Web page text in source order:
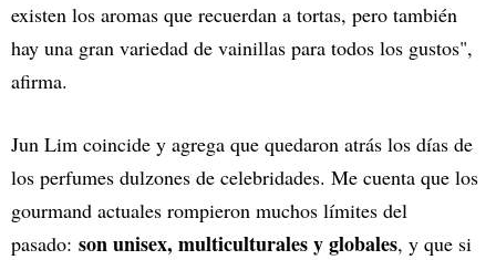
existen los aromas que recuerdan a tortas, pero también
hay una gran variedad de vainillas para todos los gustos",
afirma.
Jun Lim coincide y agrega que quedaron atrás los días de
los perfumes dulzones de celebridades. Me cuenta que los
gourmand actuales rompieron muchos límites del
pasado: son unisex, multiculturales y globales, y que si